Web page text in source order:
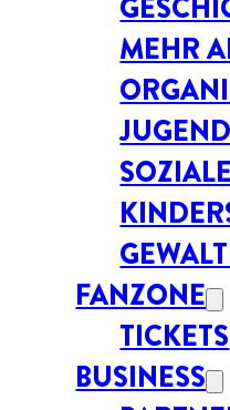
MEHR
FANZONE
TICKETS
BUSINESS